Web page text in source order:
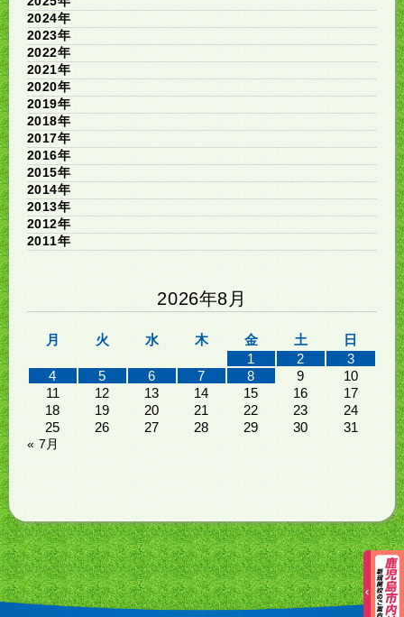
2024年
2023年
2022年
2021年
2020年
2019年
2018年
2017年
2016年
2015年
2014年
2013年
2012年
2011年
2026年8月
月 火 水 木 金 土
日
1
2
3
4
5 6 7 8 9
10
11
12 13 14 15 16
17
18
19 20 21 22 23
24
25
26 27 28 29 30 31
« 7月